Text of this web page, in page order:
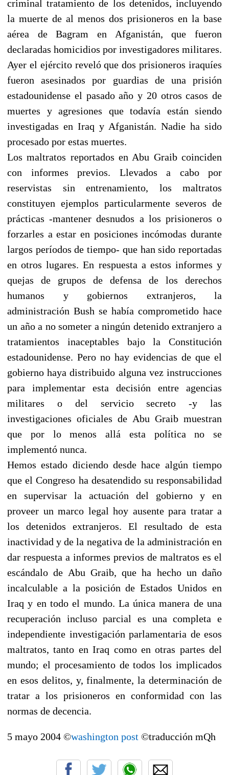
criminal tratamiento de los detenidos, incluyendo
la muerte de al menos dos prisioneros en la base
aérea de Bagram en Afganistán, que fueron
declaradas homicidios por investigadores militares.
Ayer el ejército reveló que dos prisioneros iraquíes
fueron asesinados por guardias de una prisión
estadounidense el pasado año y 20 otros casos de
muertes y agresiones que todavía están siendo
investigadas en Iraq y Afganistán. Nadie ha sido
procesado por estas muertes.
Los maltratos reportados en Abu Graib coinciden
con informes previos. Llevados a cabo por
reservistas sin entrenamiento, los maltratos
constituyen ejemplos particularmente severos de
prácticas -mantener desnudos a los prisioneros o
forzarles a estar en posiciones incómodas durante
largos períodos de tiempo- que han sido reportadas
en otros lugares. En respuesta a estos informes y
quejas de grupos de defensa de los derechos
humanos y gobiernos extranjeros, la
administración Bush se había comprometido hace
un año a no someter a ningún detenido extranjero a
tratamientos inaceptables bajo la Constitución
estadounidense. Pero no hay evidencias de que el
gobierno haya distribuido alguna vez instrucciones
para implementar esta decisión entre agencias
militares o del servicio secreto -y las
investigaciones oficiales de Abu Graib muestran
que por lo menos allá esta política no se
implementó nunca.
Hemos estado diciendo desde hace algún tiempo
que el Congreso ha desatendido su responsabilidad
en supervisar la actuación del gobierno y en
proveer un marco legal hoy ausente para tratar a
los detenidos extranjeros. El resultado de esta
inactividad y de la negativa de la administración en
dar respuesta a informes previos de maltratos es el
escándalo de Abu Graib, que ha hecho un daño
incalculable a la posición de Estados Unidos en
Iraq y en todo el mundo. La única manera de una
recuperación incluso parcial es una completa e
independiente investigación parlamentaria de esos
maltratos, tanto en Iraq como en otras partes del
mundo; el procesamiento de todos los implicados
en esos delitos, y, finalmente, la determinación de
tratar a los prisioneros en conformidad con las
normas de decencia.
5 mayo 2004 ©washington post ©traducción mQh